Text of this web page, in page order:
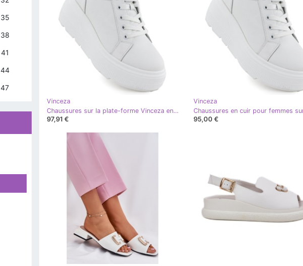
Vinceza
Chaussures sur la plate-forme Vinceza en 89144 Jan418b blanc
97,91 €
Vinceza
95,00 €
35
38
41
44
47